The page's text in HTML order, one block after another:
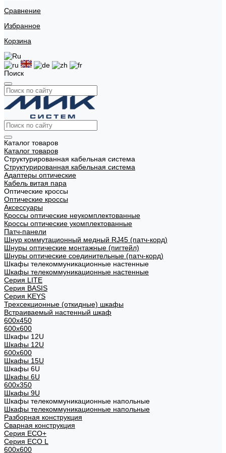
Сравнение
Избранное
Корзина
Поиск
Каталог товаров
Каталог товаров
Структурированная кабельная система
Структурированная кабельная система
Адаптеры оптические
Кабель витая пара
Оптические кроссы
Оптические кроссы
Аксессуары
Кроссы оптические неукомплектованные
Кроссы оптические укомплектованные
Патч-панели
Шнур коммутационный медный RJ45 (патч-корд)
Шнуры оптические монтажные (пигтейл)
Шнуры оптические соединительные (патч-корд)
Шкафы телекоммуникационные настенные
Шкафы телекоммуникационные настенные
Cерия LITE
Cерия BASIS
Cерия KEYS
Трехсекционные (откидные) шкафы
Встраиваемый настенный шкаф
600x450
600x600
Шкафы 12U
Шкафы 12U
600x600
Шкафы 15U
Шкафы 6U
Шкафы 6U
600x350
Шкафы 9U
Шкафы телекоммуникационные напольные
Шкафы телекоммуникационные напольные
Разборная конструкция
Сварная конструкция
Серия ECO+
Серия ECO L
600x600